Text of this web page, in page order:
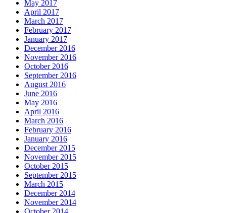
May 2017
April 2017
March 2017
February 2017
January 2017
December 2016
November 2016
October 2016
September 2016
August 2016
June 2016
May 2016
April 2016
March 2016
February 2016
January 2016
December 2015
November 2015
October 2015
September 2015
March 2015
December 2014
November 2014